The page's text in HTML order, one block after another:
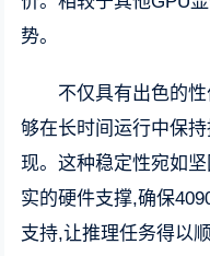
势。
不仅具有出色的
够在长时间运行中保
现。这种稳定性宛如
实的硬件支撑,确保
支持,让推理任务得以